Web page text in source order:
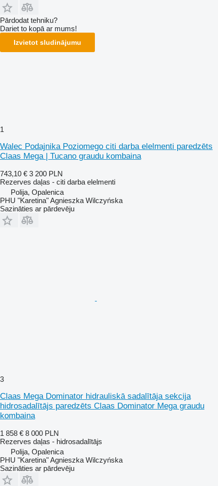
Pārdodat tehniku?
Dariet to kopā ar mums!
Izvietot sludinājumu
1
Walec Podajnika Poziomego citi darba elelmenti paredzēts
Claas Mega | Tucano graudu kombaina
743,10 € 3 200 PLN
Rezerves daļas - citi darba elelmenti
Polija, Opalenica
PHU "Karetina" Agnieszka Wilczyńska
Sazināties ar pārdevēju
3
Claas Mega Dominator hidrauliskā sadalītāja sekcija
hidrosadalītājs paredzēts Claas Dominator Mega graudu
kombaina
1 858 € 8 000 PLN
Rezerves daļas - hidrosadalītājs
Polija, Opalenica
PHU "Karetina" Agnieszka Wilczyńska
Sazināties ar pārdevēju